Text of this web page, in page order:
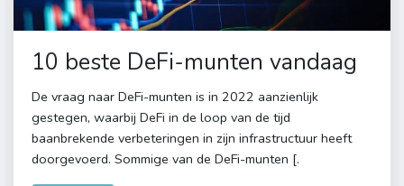
10 beste DeFi-munten vandaag
De vraag naar DeFi-munten is in 2022 aanzienlijk
gestegen, waarbij DeFi in de loop van de tijd
baanbrekende verbeteringen in zijn infrastructuur heeft
doorgevoerd. Sommige van de DeFi-munten [.